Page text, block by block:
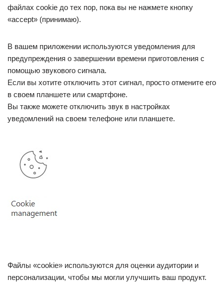
файлах cookie до тех пор, пока вы не нажмете кнопку
«accept» (принимаю).
В вашем приложении используются уведомления для
предупреждения о завершении времени приготовления с
помощью звукового сигнала.
Если вы хотите отключить этот сигнал, просто отмените его
в своем планшете или смартфоне.
Вы также можете отключить звук в настройках
уведомлений на своем телефоне или планшете.
Файлы «cookie» используются для оценки аудитории и
персонализации, чтобы мы могли улучшить ваш продукт.